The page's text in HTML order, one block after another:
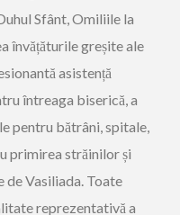
Sfânt, Omiliile la
învățăturile greșite ale
asistență
întreaga biserică, a
pentru bătrâni, spitale,
primirea străinilor și
de Vasiliada. Toate
reprezentativă a